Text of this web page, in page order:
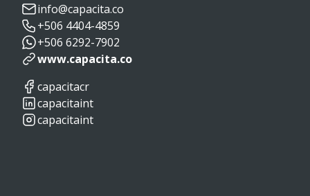
info@capacita.co
+506 4404-4859
+506 6292-7902
www.capacita.co
capacitacr
capacitaint
capacitaint